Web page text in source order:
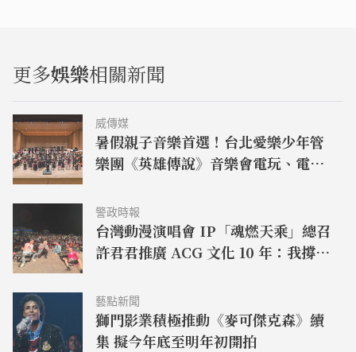
更多娛樂相關新聞
威傳媒
暑假親子音樂首選！台北愛樂少年管
樂團《英雄傳說》音樂會電玩、電
警政時報
台灣動漫演唱會 IP「魂燃天乘」總召
許君君推廣 ACG 文化 10 年：我撐過
藝點新聞
獅門影業積極推動《麥可傑克森》續
集 擬今年底至明年初開拍